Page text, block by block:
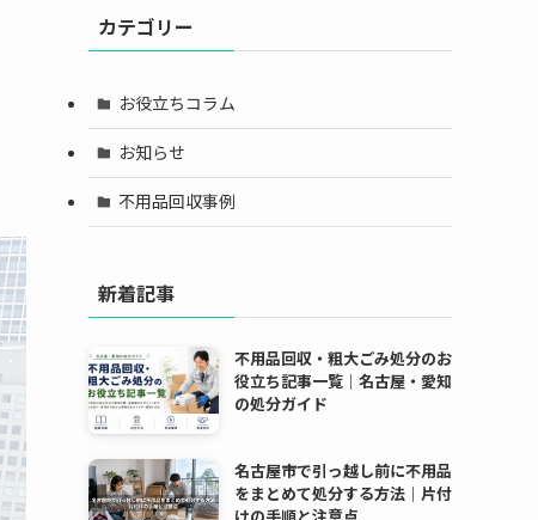
カテゴリー
お役立ちコラム
お知らせ
不用品回収事例
新着記事
不用品回収・粗大ごみ処分のお
役立ち記事一覧｜名古屋・愛知
の処分ガイド
名古屋市で引っ越し前に不用品
をまとめて処分する方法｜片付
けの手順と注意点